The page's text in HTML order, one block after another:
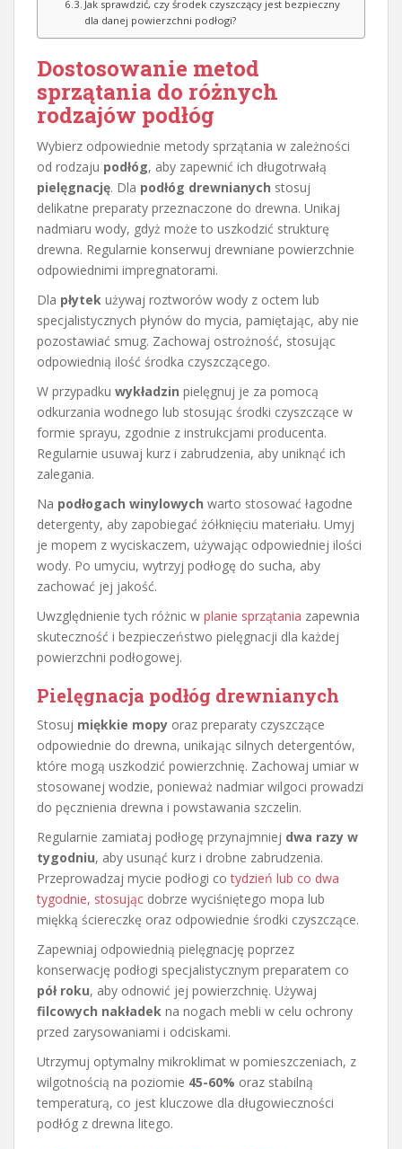
Jak sprawdzić, czy środek czyszczący jest bezpieczny
dla danej powierzchni podłogi?
Dostosowanie metod
sprzątania do różnych
rodzajów podłóg
Wybierz odpowiednie metody sprzątania w zależności
od rodzaju podłóg, aby zapewnić ich długotrwałą
pielęgnację. Dla podłóg drewnianych stosuj
delikatne preparaty przeznaczone do drewna. Unikaj
nadmiaru wody, gdyż może to uszkodzić strukturę
drewna. Regularnie konserwuj drewniane powierzchnie
odpowiednimi impregnatorami.
Dla płytek używaj roztworów wody z octem lub
specjalistycznych płynów do mycia, pamiętając, aby nie
pozostawiać smug. Zachowaj ostrożność, stosując
odpowiednią ilość środka czyszczącego.
W przypadku wykładzin pielęgnuj je za pomocą
odkurzania wodnego lub stosując środki czyszczące w
formie sprayu, zgodnie z instrukcjami producenta.
Regularnie usuwaj kurz i zabrudzenia, aby uniknąć ich
zalegania.
Na podłogach winylowych warto stosować łagodne
detergenty, aby zapobiegać żółknięciu materiału. Umyj
je mopem z wyciskaczem, używając odpowiedniej ilości
wody. Po umyciu, wytrzyj podłogę do sucha, aby
zachować jej jakość.
Uwzględnienie tych różnic w planie sprzątania zapewnia
skuteczność i bezpieczeństwo pielęgnacji dla każdej
powierzchni podłogowej.
Pielęgnacja podłóg drewnianych
Stosuj miękkie mopy oraz preparaty czyszczące
odpowiednie do drewna, unikając silnych detergentów,
które mogą uszkodzić powierzchnię. Zachowaj umiar w
stosowanej wodzie, ponieważ nadmiar wilgoci prowadzi
do pęcznienia drewna i powstawania szczelin.
Regularnie zamiataj podłogę przynajmniej dwa razy w
tygodniu, aby usunąć kurz i drobne zabrudzenia.
Przeprowadzaj mycie podłogi cotydzień lub co dwa
tygodnie, stosując dobrze wyciśniętego mopa lub
miękką ściereczkę oraz odpowiednie środki czyszczące.
Zapewniaj odpowiednią pielęgnację poprzez
konserwację podłogi specjalistycznym preparatem co
pół roku, aby odnowić jej powierzchnię. Używaj
filcowych nakładek na nogach mebli w celu ochrony
przed zarysowaniami i odciskami.
Utrzymuj optymalny mikroklimat w pomieszczeniach, z
wilgotnością na poziomie 45-60% oraz stabilną
temperaturą, co jest kluczowe dla długowieczności
podłóg z drewna litego.